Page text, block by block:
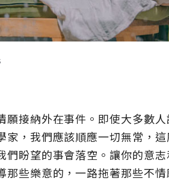
願接納外在事件。即使大多數
家，我們應該順應一切無常，
們盼望的事會落空。讓你的意
那些樂意的，一路拖著那些不情